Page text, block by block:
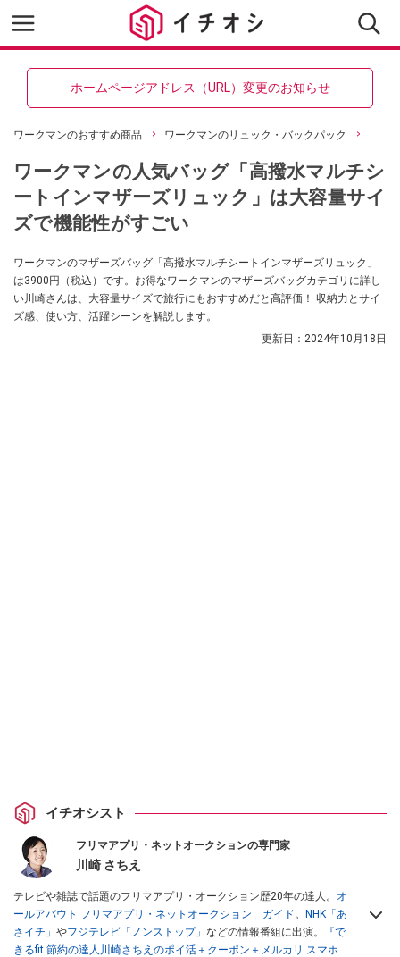
ホームページアドレス（URL）変更のお知らせ
ワークマンのおすすめ商品 ワークマンのリュック・バックパック
ワークマンの人気バッグ「高撥水マルチシ
ートインマザーズリュック」は大容量サイ
ズで機能性がすごい
ワークマンのマザーズバッグ「高撥水マルチシートインマザーズリュック」
は3900円（税込）です。お得なワークマンのマザーズバッグカテゴリに詳し
い川崎さんは、大容量サイズで旅行にもおすすめだと高評価！ 収納力とサイ
ズ感、使い方、活躍シーンを解説します。
更新日： 2024年10月18日
イチオシスト
フリマアプリ・ネットオークションの専門家
川崎 さちえ
テレビや雑誌で話題のフリマアプリ・オークション歴20年の達人。 オ
ールアバウト フリマアプリ・ネットオークション ガイド。
NHK「あ
さイチ」 やフジテレビ「ノンストップ」 などの情報番組に出演。
『で
きるfit 節約の達人川崎さちえのポイ活＋クーポン＋メルカリ スマホで